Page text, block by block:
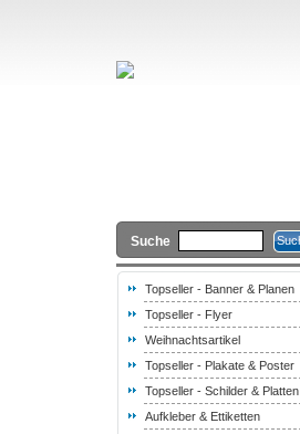
Suche
Topseller - Banner & Planen
Topseller - Flyer
Weihnachtsartikel
Topseller - Plakate & Poster
Topseller - Schilder & Platten
Aufkleber & Ettiketten